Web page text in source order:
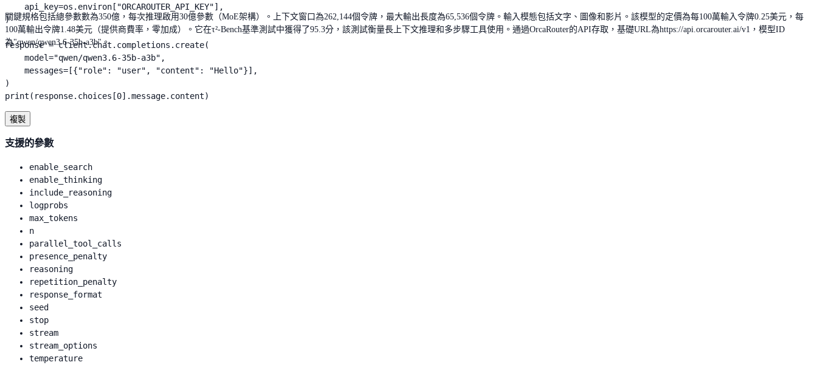
關鍵規格包括總參數數為350億，每次推理啟用30億參數（MoE架構）。上下文窗口為262,144個令牌，最大輸出長度為65,536個令牌。輸入模態包括文字、圖像和影片。該模型的定價為每100萬輸入令牌0.25美元，每
100萬輸出令牌1.48美元（提供商費率，零加成）。它在τ²-Bench基準測試中獲得了95.3分，該測試衡量長上下文推理和多步驟工具使用。通過OrcaRouter的API存取，基礎URL為https://api.orcarouter.ai/v1，模型ID
為"qwen/qwen3.6-35b-a3b"。
    api_key=os.environ["ORCAROUTER_API_KEY"],
)
response = client.chat.completions.create(
    model="qwen/qwen3.6-35b-a3b",
    messages=[{"role": "user", "content": "Hello"}],
)
print(response.choices[0].message.content)
複製
支援的參數
enable_search
enable_thinking
include_reasoning
logprobs
max_tokens
n
parallel_tool_calls
presence_penalty
reasoning
repetition_penalty
response_format
seed
stop
stream
stream_options
temperature